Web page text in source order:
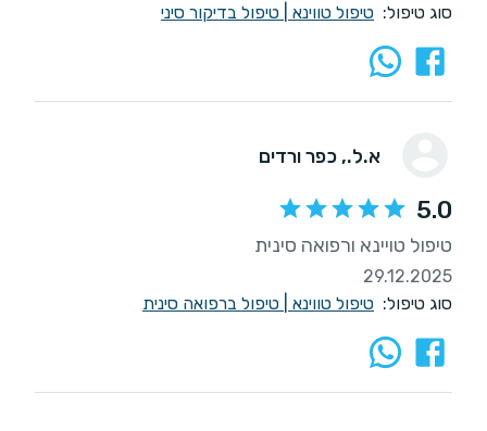
סוג טיפול: טיפול טווינא טיפול בדיקור סיני
א.ל., כפר ורדים
5.0
טיפול טויינא ורפואה סינית
29.12.2025
סוג טיפול: טיפול טווינא טיפול ברפואה סינית